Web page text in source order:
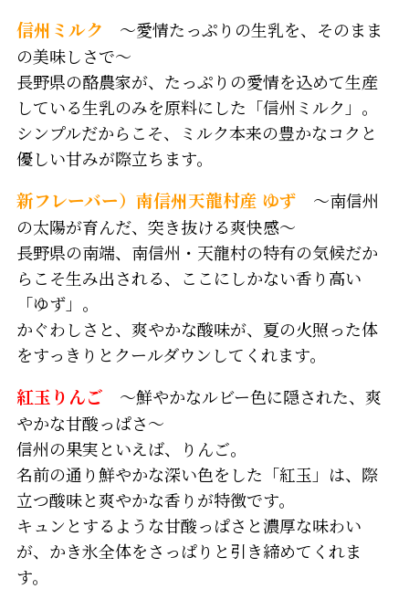
信州ミルク
～愛情たっぷりの生乳を、そのまま
の美味しさで～
長野県の酪農家が、たっぷりの愛情を込めて生産
している生乳のみを原料にした「信州ミルク」。
シンプルだからこそ、ミルク本来の豊かなコクと
優しい甘みが際立ちます。
新フレーバー）南信州天龍村産 ゆず ～南信州
の太陽が育んだ、突き抜ける爽快感～
長野県の南端、南信州・天龍村の特有の気候だか
らこそ生み出される、ここにしかない香り高い
「ゆず」。
かぐわしさと、爽やかな酸味が、夏の火照った体
をすっきりとクールダウンしてくれます。
紅玉りんご ～鮮やかなルビー色に隠された、爽
やかな甘酸っぱさ～
信州の果実といえば、りんご。
名前の通り鮮やかな深い色をした「紅玉」は、際
立つ酸味と爽やかな香りが特徴です。
キュンとするような甘酸っぱさと濃厚な味わい
が、かき氷全体をさっぱりと引き締めてくれま
す。